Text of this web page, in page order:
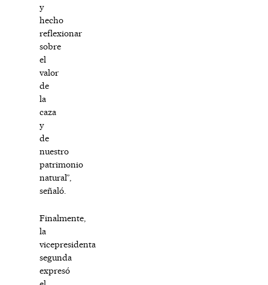
y
hecho
reflexionar
sobre
el
valor
de
la
caza
y
de
nuestro
patrimonio
natural”,
señaló.
Finalmente,
la
vicepresidenta
segunda
expresó